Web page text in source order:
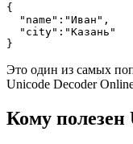
{
  "name":"Иван",
  "city":"Казань"
}
Это один из самых
Unicode Decoder
Кому полезен